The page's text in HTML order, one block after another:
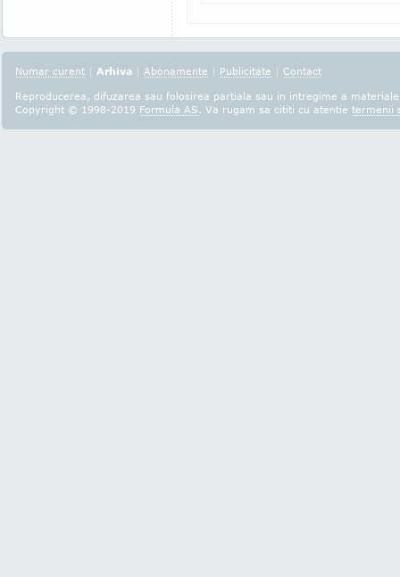
Numar curent | Arhiva | Abonamente | Publicitate | Contact
Reproducerea, difuzarea sau folosirea partiala sau in intregime a
Copyright © 1998-2019 Formula AS. Va rugam sa cititi cu atentie termenii